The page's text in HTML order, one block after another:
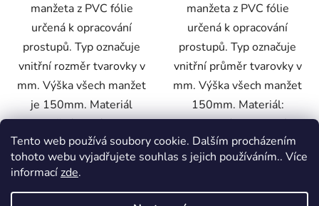
Tento web používá soubory cookie. Dalším procházením
tohoto webu vyjadřujete souhlas s jejich používáním.. Více
informacízde.
manžeta z PVC fólie
určená k opracování
prostupů. Typ označuje
vnitřní rozměr tvarovky v
mm. Výška všech manžet
je 150mm. Materiál
použitý na výrobu
manžet...
manžeta z PVC fólie
určená k opracování
prostupů. Typ označuje
vnitřní průměr tvarovky v
mm. Výška všech manžet
150mm. Materiál:
homogení folie na bázi
mPVC tl....